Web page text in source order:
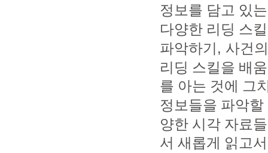
정보를 담고 있
다양한 리딩 스
파악하기 , 사건
리딩 스킬을 배
를 아는 것에 그
정보들을 파악
양한 시각 자료
서 새롭게 읽고